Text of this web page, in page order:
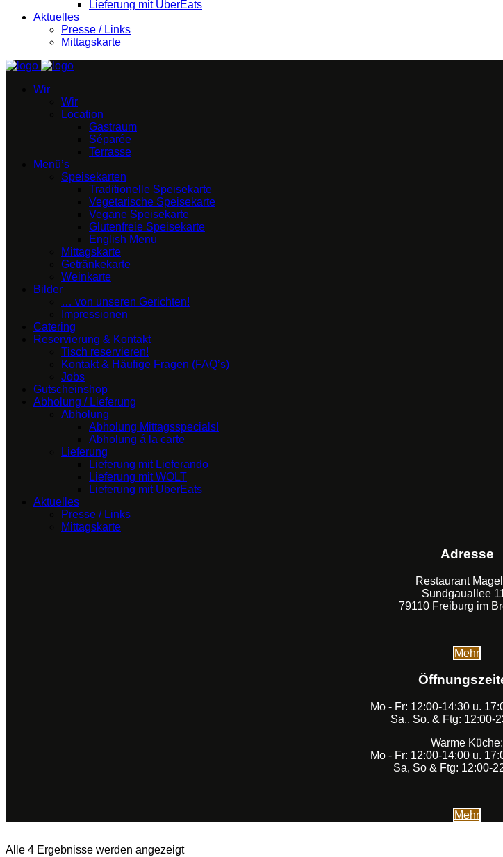
Lieferung mit UberEats
Aktuelles
Presse / Links
Mittagskarte
Wir
Wir
Location
Gastraum
Séparée
Terrasse
Menü’s
Speisekarten
Traditionelle Speisekarte
Vegetarische Speisekarte
Vegane Speisekarte
Glutenfreie Speisekarte
English Menu
Mittagskarte
Getränkekarte
Weinkarte
Bilder
… von unseren Gerichten!
Impressionen
Catering
Reservierung & Kontakt
Tisch reservieren!
Kontakt & Häufige Fragen (FAQ’s)
Jobs
Gutscheinshop
Abholung / Lieferung
Abholung
Abholung Mittagsspecials!
Abholung á la carte
Lieferung
Lieferung mit Lieferando
Lieferung mit WOLT
Lieferung mit UberEats
Aktuelles
Presse / Links
Mittagskarte
Adresse
Restaurant
Sundgauallee
79110 Freiburg im
Mehr
Mo - Fr: 12:00-14:30 u.
Sa., So. & Ftg: 12:00-
Warme Küche:
Mo - Fr: 12:00-14:00 u.
Sa, So & Ftg: 12:00-
Mehr
Alle 4 Ergebnisse werden angezeigt